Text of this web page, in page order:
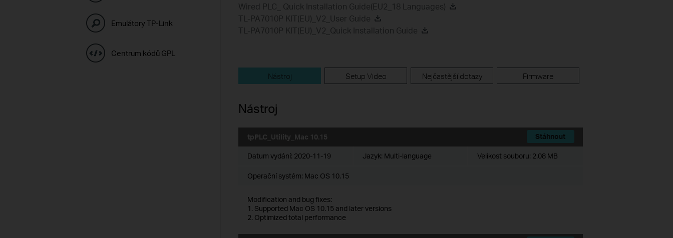
Emulátory TP-Link
Centrum kódů GPL
Wired PLC_ Quick Installation Guide(EU2_18 Languages)
TL-PA7010P KIT(EU)_V2_User Guide
TL-PA7010P KIT(EU)_V2_Quick Installation Guide
Nástroj Setup Video Nejčastější dotazy Firmware
Nástroj
tpPLC_Utility_Mac 10.15 Stáhnout
Datum vydání: 2020-11-19 Jazyk: Multi-language Velikost souboru: 2.08 MB
Operační systém: Mac OS 10.15
Modification and bug fixes:
1. Supported Mac OS 10.15 and later versions
2. Optimized total performance